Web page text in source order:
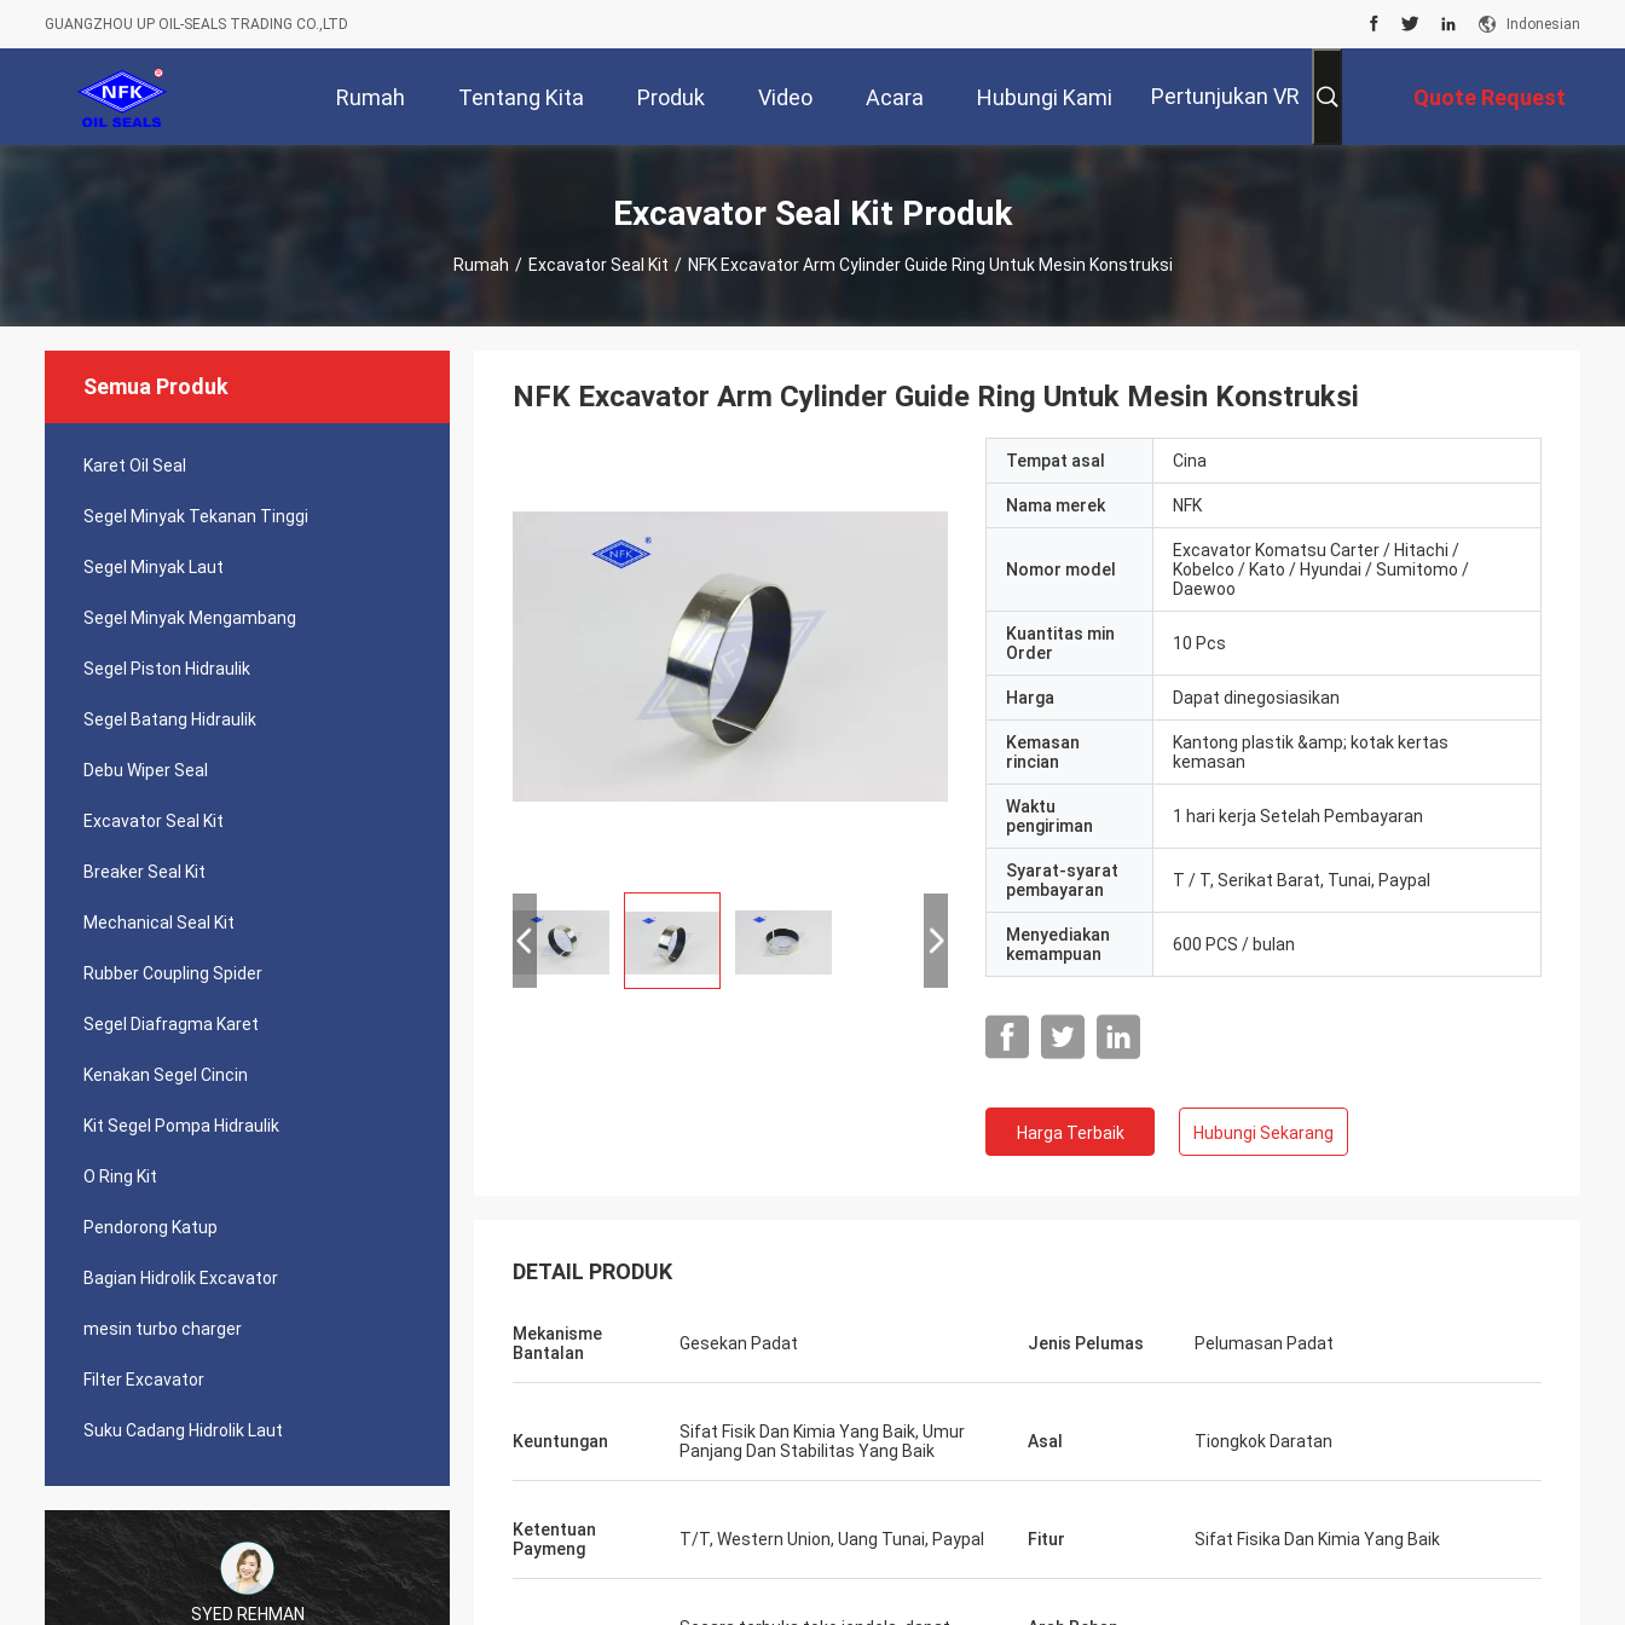
GUANGZHOU UP OIL-SEALS TRADING CO.,LTD Indonesian
Rumah Tentang Kita Produk Video Acara Hubungi Kami Pertunjukan VR Quote Request
Excavator Seal Kit Produk
Rumah / Excavator Seal Kit / NFK Excavator Arm Cylinder Guide Ring Untuk Mesin Konstruksi
Semua Produk
Karet Oil Seal
Segel Minyak Tekanan Tinggi
Segel Minyak Laut
Segel Minyak Mengambang
Segel Piston Hidraulik
Segel Batang Hidraulik
Debu Wiper Seal
Excavator Seal Kit
Breaker Seal Kit
Mechanical Seal Kit
Rubber Coupling Spider
Segel Diafragma Karet
Kenakan Segel Cincin
Kit Segel Pompa Hidraulik
O Ring Kit
Pendorong Katup
Bagian Hidrolik Excavator
mesin turbo charger
Filter Excavator
Suku Cadang Hidrolik Laut
SYED REHMAN
NFK Excavator Arm Cylinder Guide Ring Untuk Mesin Konstruksi
Tempat asal Cina
Nama merek NFK
Nomor model
Excavator Komatsu Carter / Hitachi /
Kobelco / Kato / Hyundai / Sumitomo /
Daewoo
Kuantitas min
Order
10 Pcs
Harga Dapat dinegosiasikan
Kemasan
rincian
Kantong plastik &amp; kotak kertas
kemasan
Waktu
pengiriman
1 hari kerja Setelah Pembayaran
Syarat-syarat
pembayaran
T / T, Serikat Barat, Tunai, Paypal
Menyediakan
kemampuan
600 PCS / bulan
Harga Terbaik Hubungi Sekarang
DETAIL PRODUK
Mekanisme
Bantalan
Gesekan Padat Jenis Pelumas Pelumasan Padat
Keuntungan
Sifat Fisik Dan Kimia Yang Baik, Umur
Panjang Dan Stabilitas Yang Baik
Asal Tiongkok Daratan
Ketentuan
Paymeng
T/T, Western Union, Uang Tunai, Paypal Fitur Sifat Fisika Dan Kimia Yang Baik